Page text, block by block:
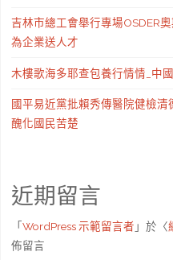
吉林市總工會舉行專場OSDER
為企業送人才
木樓歌海多耶查包養行情情_中
國平易近黨批賴秀傳醫院健檢清
醜化國民苦楚
近期留言
「WordPress 示範留言者 」於〈
佈留言